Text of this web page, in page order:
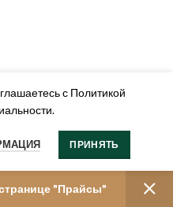
"Прайсы"
с Политикой
ПРИНЯТЬ